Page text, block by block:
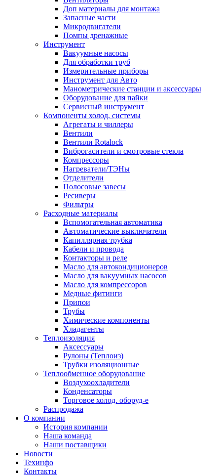
Доп материалы для монтажа
Запасные части
Микродвигатели
Помпы дренажные
Инструмент
Вакуумные насосы
Для обработки труб
Измерительные приборы
Инструмент для Авто
Манометрические станции и аксессуары
Оборудование для пайки
Сервисный инструмент
Компоненты холод. системы
Агрегаты и чиллеры
Вентили
Вентили Rotalock
Виброгасители и смотровые стекла
Компрессоры
Нагреватели/ТЭНы
Отделители
Полосовые завесы
Ресиверы
Фильтры
Расходные материалы
Вспомогательная автоматика
Автоматические выключатели
Капиллярная трубка
Кабели и провода
Контакторы и реле
Масло для автокондиционеров
Масло для вакуумных насосов
Масло для компрессоров
Медные фитинги
Припои
Трубы
Химические компоненты
Хладагенты
Теплоизоляция
Аксессуары
Рулоны (Теплоиз)
Трубки изоляционные
Теплообменное оборудование
Воздухоохладители
Конденсаторы
Торговое холод. оборуд-е
Распродажа
О компании
История компании
Наша команда
Наши поставщики
Новости
Техинфо
Контакты